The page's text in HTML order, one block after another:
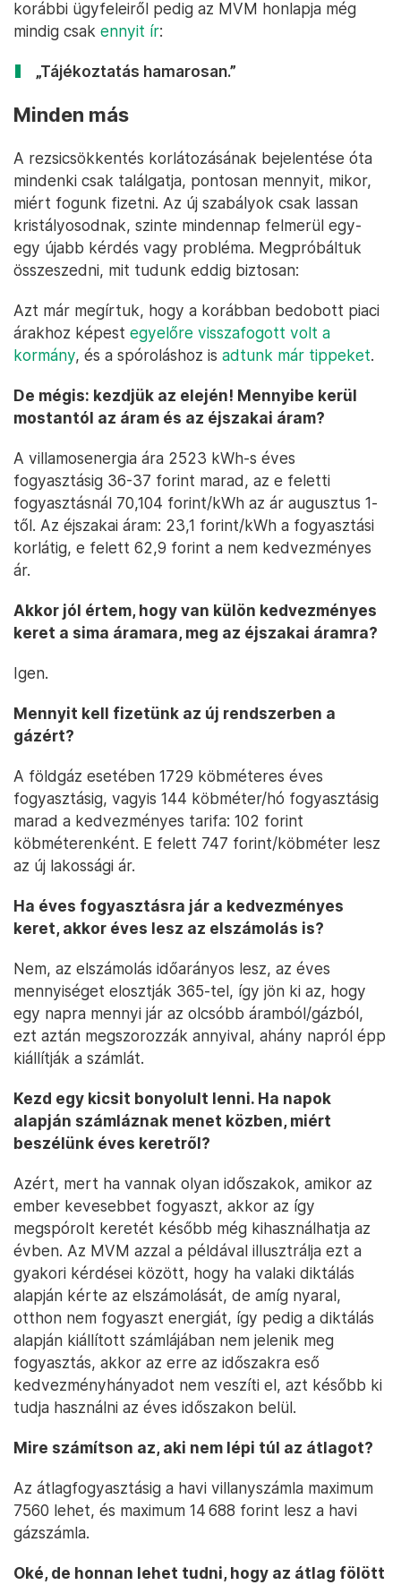
korábbi ügyfeleiről pedig az MVM honlapja még
mindig csak ennyit ír:
„Tájékoztatás hamarosan.”
Minden más
A rezsicsökkentés korlátozásának bejelentése óta
mindenki csak találgatja, pontosan mennyit, mikor,
miért fogunk fizetni. Az új szabályok csak lassan
kristályosodnak, szinte mindennap felmerül egy-
egy újabb kérdés vagy probléma. Megpróbáltuk
összeszedni, mit tudunk eddig biztosan:
Azt már megírtuk, hogy a korábban bedobott piaci
árakhoz képest egyelőre visszafogott volt a
kormány, és a spóroláshoz is adtunk már tippeket.
De mégis: kezdjük az elején! Mennyibe kerül
mostantól az áram és az éjszakai áram?
A villamosenergia ára 2523 kWh-s éves
fogyasztásig 36-37 forint marad, az e feletti
fogyasztásnál 70,104 forint/kWh az ár augusztus 1-
től. Az éjszakai áram: 23,1 forint/kWh a fogyasztási
korlátig, e felett 62,9 forint a nem kedvezményes
ár.
Akkor jól értem, hogy van külön kedvezményes
keret a sima áramara, meg az éjszakai áramra?
Igen.
Mennyit kell fizetünk az új rendszerben a
gázért?
A földgáz esetében 1729 köbméteres éves
fogyasztásig, vagyis 144 köbméter/hó fogyasztásig
marad a kedvezményes tarifa: 102 forint
köbméterenként. E felett 747 forint/köbméter lesz
az új lakossági ár.
Ha éves fogyasztásra jár a kedvezményes
keret, akkor éves lesz az elszámolás is?
Nem, az elszámolás időarányos lesz, az éves
mennyiséget elosztják 365-tel, így jön ki az, hogy
egy napra mennyi jár az olcsóbb áramból/gázból,
ezt aztán megszorozzák annyival, ahány napról épp
kiállítják a számlát.
Kezd egy kicsit bonyolult lenni. Ha napok
alapján számláznak menet közben, miért
beszélünk éves keretről?
Azért, mert ha vannak olyan időszakok, amikor az
ember kevesebbet fogyaszt, akkor az így
megspórolt keretét később még kihasználhatja az
évben. Az MVM azzal a példával illusztrálja ezt a
gyakori kérdései között, hogy ha valaki diktálás
alapján kérte az elszámolását, de amíg nyaral,
otthon nem fogyaszt energiát, így pedig a diktálás
alapján kiállított számlájában nem jelenik meg
fogyasztás, akkor az erre az időszakra eső
kedvezményhányadot nem veszíti el, azt később ki
tudja használni az éves időszakon belül.
Mire számítson az, aki nem lépi túl az átlagot?
Az átlagfogyasztásig a havi villanyszámla maximum
7560 lehet, és maximum 14 688 forint lesz a havi
gázszámla.
Oké, de honnan lehet tudni, hogy az átlag fölött